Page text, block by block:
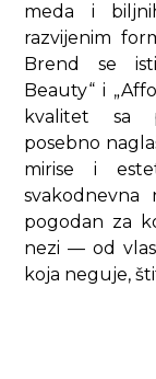
meda i
razvijenim
Brend se
Beauty“ i
kvalitet sa
posebno
mirise i
pogodan za
nezi — od
koja neguje,